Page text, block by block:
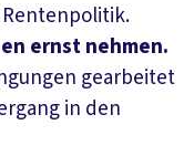
ernst nehmen.
gearbeitet
in den